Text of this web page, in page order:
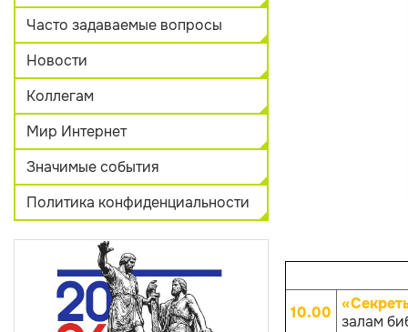
Часто задаваемые вопросы
Новости
Коллегам
Мир Интернет
Значимые события
Политика конфиденциальности
10.00 залам